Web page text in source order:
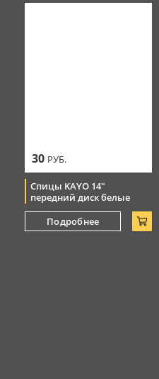
30 РУБ.
Спицы KAYO 14"
передний диск белые
Подробнее